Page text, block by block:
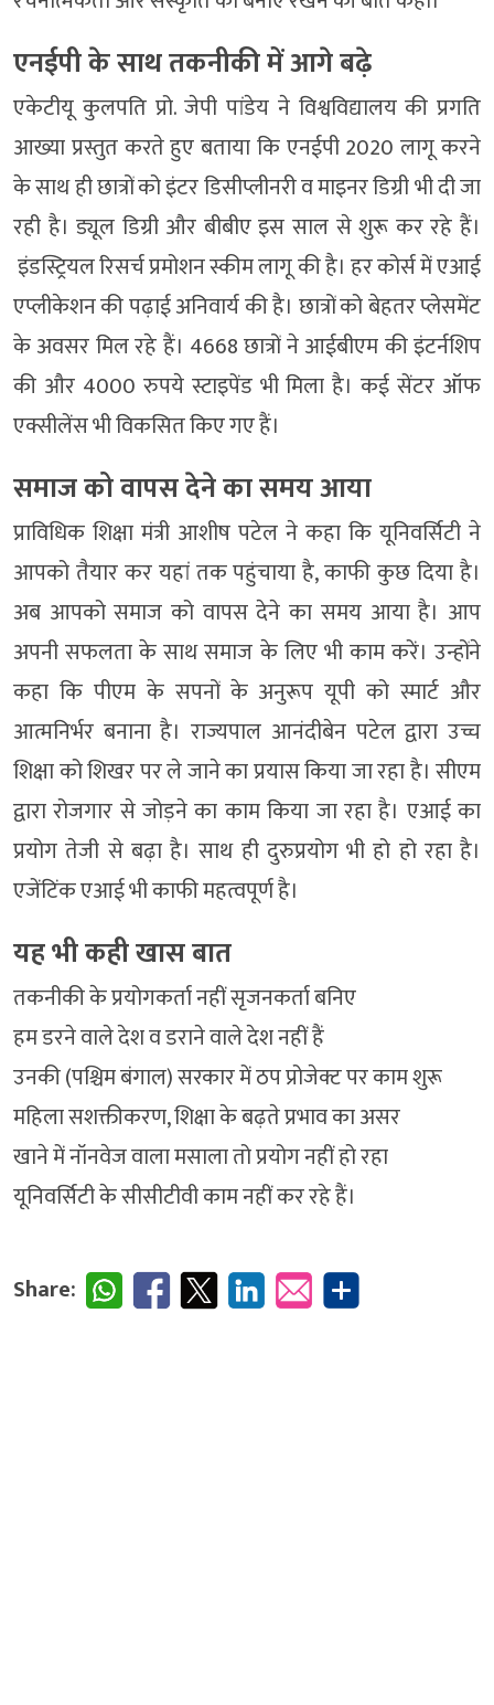
एनईपी के साथ तकनीकी में आगे बढ़े
एकेटीयू कुलपति प्रो. जेपी पांडेय ने विश्वविद्यालय की प्रगति
आख्या प्रस्तुत करते हुए बताया कि एनईपी 2020 लागू करने
के साथ ही छात्रों को इंटर डिसीप्लीनरी व माइनर डिग्री भी दी जा
रही है। ड्यूल डिग्री और बीबीए इस साल से शुरू कर रहे हैं।
इंडस्ट्रियल रिसर्च प्रमोशन स्कीम लागू की है। हर कोर्स में एआई
एप्लीकेशन की पढ़ाई अनिवार्य की है। छात्रों को बेहतर प्लेसमेंट
के अवसर मिल रहे हैं। 4668 छात्रों ने आईबीएम की इंटर्नशिप
की और 4000 रुपये स्टाइपेंड भी मिला है। कई सेंटर ऑफ
एक्सीलेंस भी विकसित किए गए हैं।
समाज को वापस देने का समय आया
प्राविधिक शिक्षा मंत्री आशीष पटेल ने कहा कि यूनिवर्सिटी ने
आपको तैयार कर यहां तक पहुंचाया है, काफी कुछ दिया है।
अब आपको समाज को वापस देने का समय आया है। आप
अपनी सफलता के साथ समाज के लिए भी काम करें। उन्होंने
कहा कि पीएम के सपनों के अनुरूप यूपी को स्मार्ट और
आत्मनिर्भर बनाना है। राज्यपाल आनंदीबेन पटेल द्वारा उच्च
शिक्षा को शिखर पर ले जाने का प्रयास किया जा रहा है। सीएम
द्वारा रोजगार से जोड़ने का काम किया जा रहा है। एआई का
प्रयोग तेजी से बढ़ा है। साथ ही दुरुप्रयोग भी हो हो रहा है।
एजेंटिंक एआई भी काफी महत्वपूर्ण है।
यह भी कही खास बात
तकनीकी के प्रयोगकर्ता नहीं सृजनकर्ता बनिए
हम डरने वाले देश व डराने वाले देश नहीं हैं
उनकी (पश्चिम बंगाल) सरकार में ठप प्रोजेक्ट पर काम शुरू
महिला सशक्तीकरण, शिक्षा के बढ़ते प्रभाव का असर
खाने में नॉनवेज वाला मसाला तो प्रयोग नहीं हो रहा
यूनिवर्सिटी के सीसीटीवी काम नहीं कर रहे हैं।
Share: